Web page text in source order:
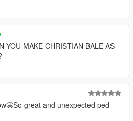
YOU MAKE CHRISTIAN BALE AS
great and unexpected ped